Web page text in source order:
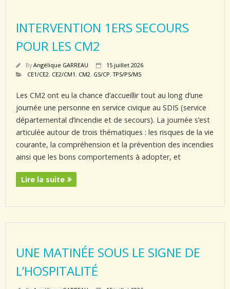
INTERVENTION 1ERS SECOURS
POUR LES CM2
ByAngélique GARREAU
15 juillet 2026
CE1/CE2, CE2/CM1, CM2, GS/CP,TPS/PS/MS
Les CM2 ont eu la chance d’accueillir tout au long d’une
journée une personne en service civique au SDIS (service
départemental d’incendie et de secours). La journée s’est
articulée autour de trois thématiques : les risques de la vie
courante, la compréhension et la prévention des incendies
ainsi que les bons comportements à adopter, et
Lire la suite
UNE MATINÉE SOUS LE SIGNE DE
L’HOSPITALITÉ